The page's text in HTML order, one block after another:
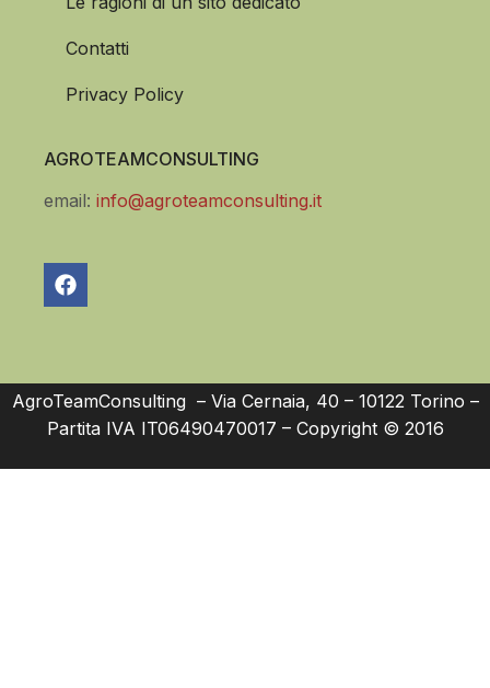
Contatti
Privacy Policy
AGROTEAMCONSULTING
email: info@agroteamconsulting.it
AgroTeamConsulting – Via Cernaia, 40 – 10122 Torino –
Partita IVA IT06490470017 – Copyright © 2016